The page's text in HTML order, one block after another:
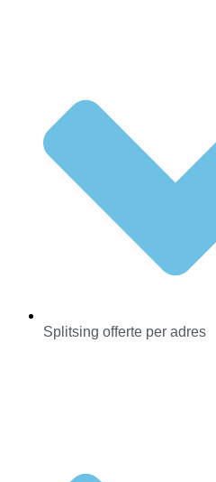
Splitsing offerte per adres